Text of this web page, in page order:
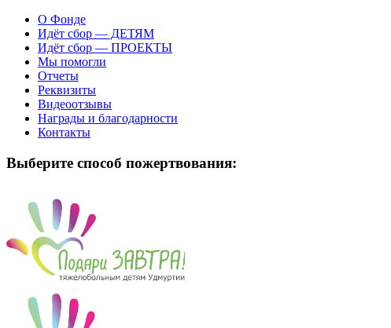
О Фонде
Идёт сбор — ДЕТЯМ
Идёт сбор — ПРОЕКТЫ
Мы помогли
Отчеты
Реквизиты
Видеоотзывы
Награды и благодарности
Контакты
Выберите способ пожертвования: